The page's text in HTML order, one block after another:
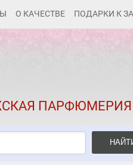
О КАЧЕСТВЕ ПОДАРКИ К
О
ПОДАРКИ
ПАРФЮМЕРИЯ